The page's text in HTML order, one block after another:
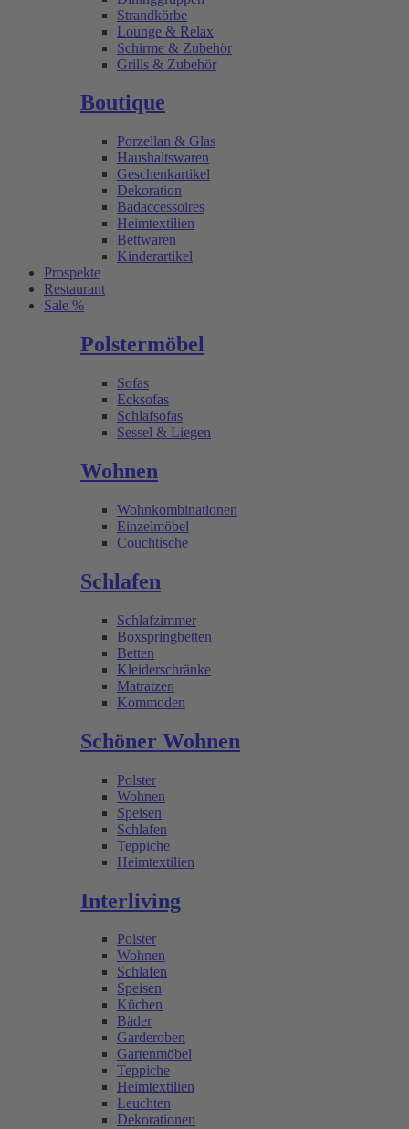
Strandkörbe
Lounge & Relax
Schirme & Zubehör
Grills & Zubehör
Boutique
Porzellan & Glas
Haushaltswaren
Geschenkartikel
Dekoration
Badaccessoires
Heimtextilien
Bettwaren
Kinderartikel
Prospekte
Restaurant
Sale %
Polstermöbel
Sofas
Ecksofas
Schlafsofas
Sessel & Liegen
Wohnen
Wohnkombinationen
Einzelmöbel
Couchtische
Schlafen
Schlafzimmer
Boxspringbetten
Betten
Kleiderschränke
Matratzen
Kommoden
Schöner Wohnen
Polster
Wohnen
Speisen
Schlafen
Teppiche
Heimtextilien
Interliving
Polster
Wohnen
Schlafen
Speisen
Küchen
Bäder
Garderoben
Gartenmöbel
Teppiche
Heimtextilien
Leuchten
Dekorationen